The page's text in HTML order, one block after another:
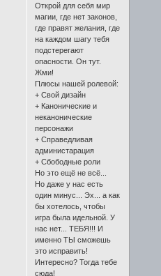
Открой для себя мир
магии, где нет законов,
где правят желания, где
на каждом шагу тебя
подстерегают
опасности. Он тут.
Жми!
Плюсы нашей ролевой:
+ Свой дизайн
+ Канонические и
неканонические
персонажи
+ Справедливая
администарация
+ Сбободные роли
Но это ещё не всё...
Но даже у нас есть
один минус... Эх... а как
бы хотелось, чтобы
игра была идельной. У
нас нет... ТЕБЯ!!! И
именно ТЫ сможешь
это исправить!
Интересно? Тогда тебе
сюда!